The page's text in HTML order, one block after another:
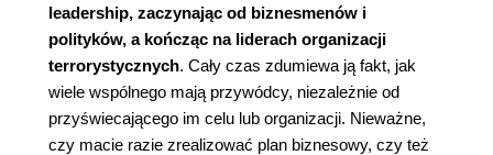
leadership, zaczynając od biznesmenów i
polityków, a kończąc na liderach organizacji
terrorystycznych. Cały czas zdumiewa ją fakt, jak
wiele wspólnego mają przywódcy, niezależnie od
przyświecającego im celu lub organizacji. Nieważne,
czy macie razie zrealizować plan biznesowy, czy też